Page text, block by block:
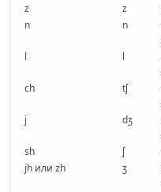
z
z
n
n
l
l
ch
tʃ
j
dʒ
sh
ʃ
jh или zh
ʒ